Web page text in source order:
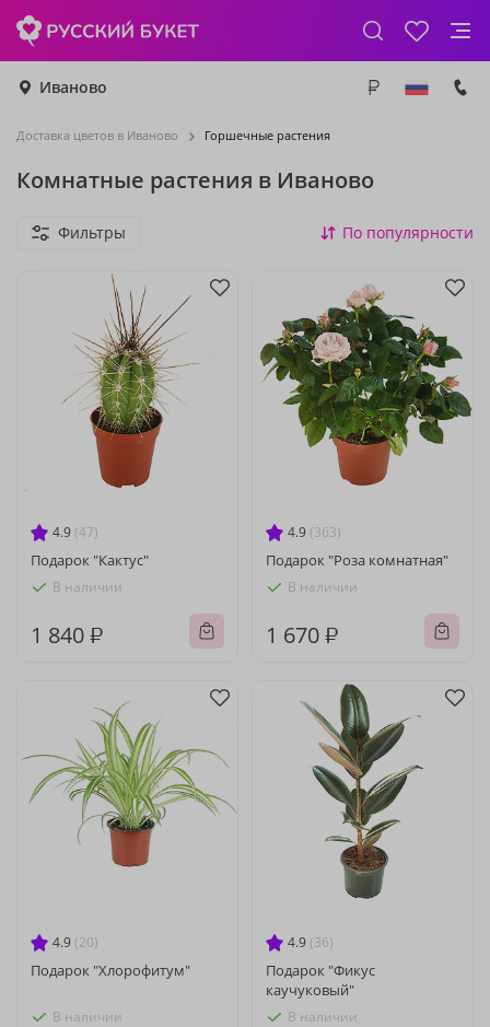
Иваново
Доставка цветов в Иваново Горшечные растения
Комнатные растения в Иваново
Фильтры По популярности
4.9 (47)
Подарок "Кактус"
В наличии
1 840 ₽
4.9 (363)
Подарок "Роза комнатная"
В наличии
1 670 ₽
4.9 (20)
Подарок "Хлорофитум"
В наличии
4.9 (36)
Подарок "Фикус
каучуковый"
В наличии